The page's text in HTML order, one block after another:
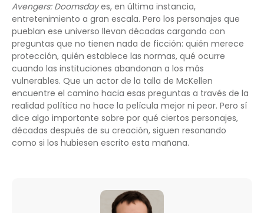
Avengers: Doomsdayes, en última instancia,
entretenimiento a gran escala. Pero los personajes que
pueblan ese universo llevan décadas cargando con
preguntas que no tienen nada de ficción: quién merece
protección, quién establece las normas, qué ocurre
cuando las instituciones abandonan a los más
vulnerables. Que un actor de la talla de McKellen
encuentre el camino hacia esas preguntas a través de la
realidad política no hace la película mejor ni peor. Pero sí
dice algo importante sobre por qué ciertos personajes,
décadas después de su creación, siguen resonando
como si los hubiesen escrito esta mañana.